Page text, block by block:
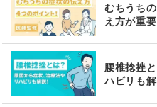
むちうち
え方が重
腰椎捻挫
ハビリも解